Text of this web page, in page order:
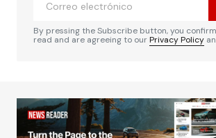
Comentario*
Su nombre*
By pressing the Subscribe button, you
read and are agreeing to ourPrivacy Policy